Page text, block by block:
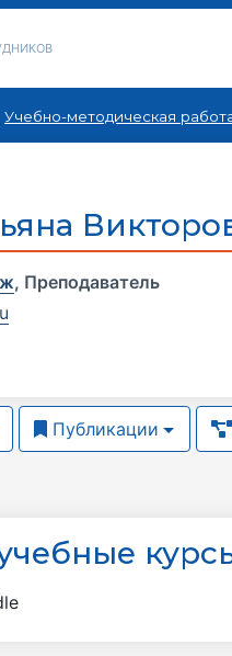
Учебно-методическая
, Преподаватель
Публикации